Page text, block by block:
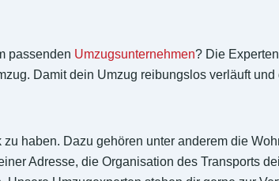
passenden Umzugsunternehmen? Die
Damit dein Umzug reibungslos verläuft
haben. Dazu gehören unter anderem die
Adresse, die Organisation des Transports